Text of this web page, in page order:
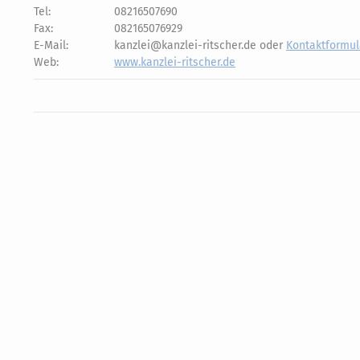
Tel:
08216507690
Fax:
082165076929
E-Mail:
kanzlei@kanzlei-ritscher.de oder
Web:
www.kanzlei-ritscher.de